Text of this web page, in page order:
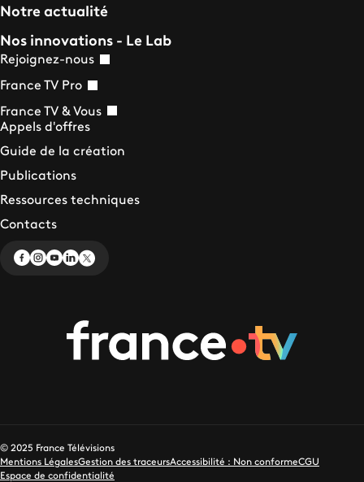
Notre actualité
Nos innovations - Le Lab
Rejoignez-nous
France TV Pro
France TV & Vous
Appels d'offres
Guide de la création
Publications
Ressources techniques
Contacts
© 2025 France Télévisions
Mentions LégalesGestion des traceursAccessibilité : Non conformeCGU
Espace de confidentialité